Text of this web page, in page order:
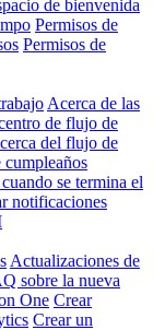
de bienvenida
Permisos de
Permisos de
Acerca de las
de flujo de
del flujo de
se termina el
notificaciones
Actualizaciones de
sobre la nueva
One Crear
Crear un